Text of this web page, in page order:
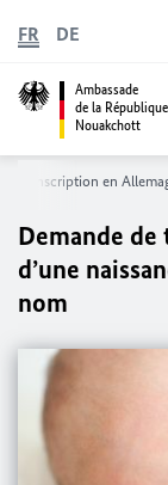
Ambassade
de la
Nouakchott
FR DE
transcription en
Demande
d’une
nom